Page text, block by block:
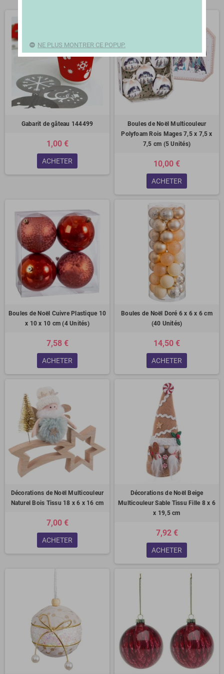
Gabarit de gâteau 144499
1,00 €
ACHETER
Boules de Noël Multicouleur
Polyfoam Rois Mages 7,5 x 7,5 x
7,5 cm (5 Unités)
10,00 €
ACHETER
Boules de Noël Cuivre Plastique 10
x 10 x 10 cm (4 Unités)
7,58 €
ACHETER
Boules de Noël Doré 6 x 6 x 6 cm
(40 Unités)
14,50 €
ACHETER
Décorations de Noël Multicouleur
Naturel Bois Tissu 18 x 6 x 16 cm
7,00 €
ACHETER
Décorations de Noël Beige
Multicouleur Sable Tissu Fille 8 x 6
x 19,5 cm
7,92 €
ACHETER
NE PLUS MONTRER CE POPUP.